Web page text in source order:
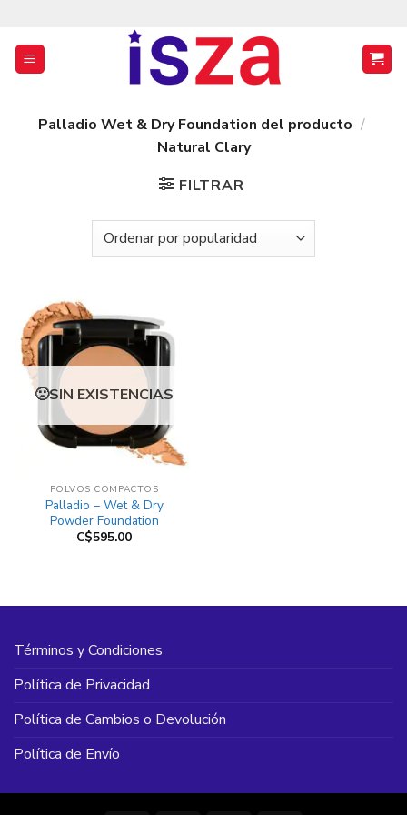
contenido
Palladio Wet & Dry Foundation del producto /
Natural Clary
FILTRAR
SIN EXISTENCIAS
POLVOS COMPACTOS
Palladio – Wet & Dry
Powder Foundation
C$595.00
Términos y Condiciones
Política de Privacidad
Política de Cambios o Devolución
Política de Envío